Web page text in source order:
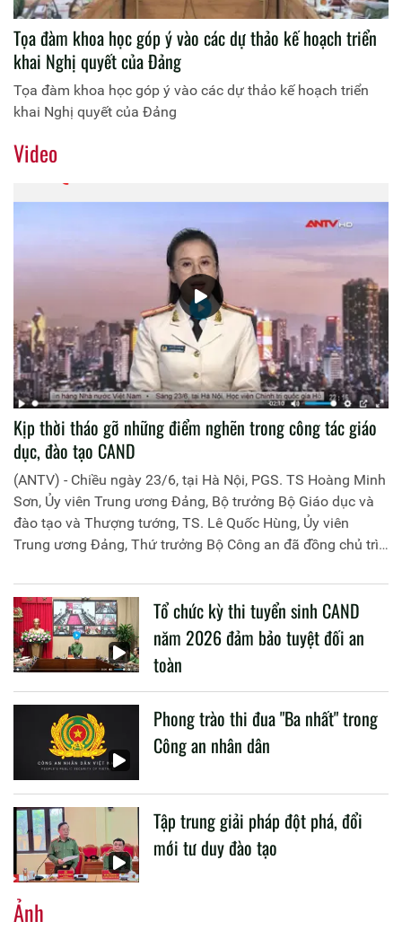
Tọa đàm khoa học góp ý vào các dự thảo kế hoạch triển
khai Nghị quyết của Đảng
Tọa đàm khoa học góp ý vào các dự thảo kế hoạch triển
khai Nghị quyết của Đảng
Video
Kịp thời tháo gỡ những điểm nghẽn trong công tác giáo
dục, đào tạo CAND
(ANTV) - Chiều ngày 23/6, tại Hà Nội, PGS. TS Hoàng Minh
Sơn, Ủy viên Trung ương Đảng, Bộ trưởng Bộ Giáo dục và
đào tạo và Thượng tướng, TS. Lê Quốc Hùng, Ủy viên
Trung ương Đảng, Thứ trưởng Bộ Công an đã đồng chủ trì
liên quan đến công tác giáo dục và đào tạo của lực lượng
CAND.
Tổ chức kỳ thi tuyển sinh CAND
năm 2026 đảm bảo tuyệt đối an
toàn
Phong trào thi đua "Ba nhất" trong
Công an nhân dân
Tập trung giải pháp đột phá, đổi
mới tư duy đào tạo
Ảnh